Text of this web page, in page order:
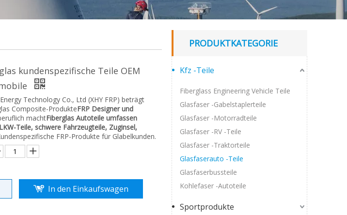
kundenspezifische Teile OEM
Technology Co., Ltd (XHY FRP) beträgt
Composite-ProdukteFRP Designer und
machtFiberglas Autoteile umfassen
LKW-Teile, schwere Fahrzeugteile, Zuginsel,
FRP-Produkte für Glabelkunden.
In den Einkaufswagen
PRODUKTKATEGORIE
Kfz -Teile
Fiberglass Engineering Vehicle Teile
Glasfaser -Gabelstaplerteile
Glasfaser -Motorradteile
Glasfaser -RV -Teile
Glasfaser -Traktorteile
Glasfaserauto -Teile
Glasfaserbussteile
Kohlefaser -Autoteile
Sportprodukte